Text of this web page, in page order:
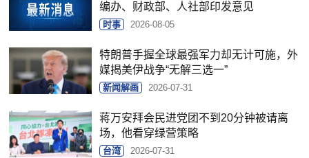
编办、财政部、人社部印发意见
时事 2026-08-05
特朗普手握全球最强军力却无计可施，外
媒揭美伊战争“无解三选一”
新闻解画 2026-07-31
蒋万安拜会民进党团不到20分钟被请离
场，他看穿绿营策略
台湾 2026-07-31